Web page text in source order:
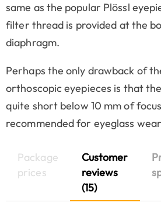
same as the popular Plössl
filter thread is provided at the
diaphragm.
Perhaps the only drawback of
orthoscopic eyepieces is that
quite short below 10 mm of
recommended for eyeglass
Package
prices
Customer
reviews
(15)